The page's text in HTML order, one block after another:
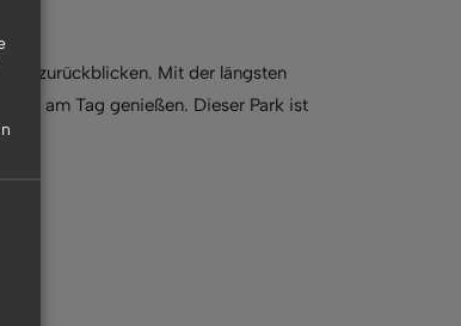
zurückblicken. Mit der längsten
am Tag genießen. Dieser Park ist